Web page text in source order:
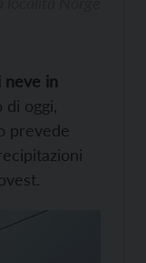
neve in
oggi,
prevede